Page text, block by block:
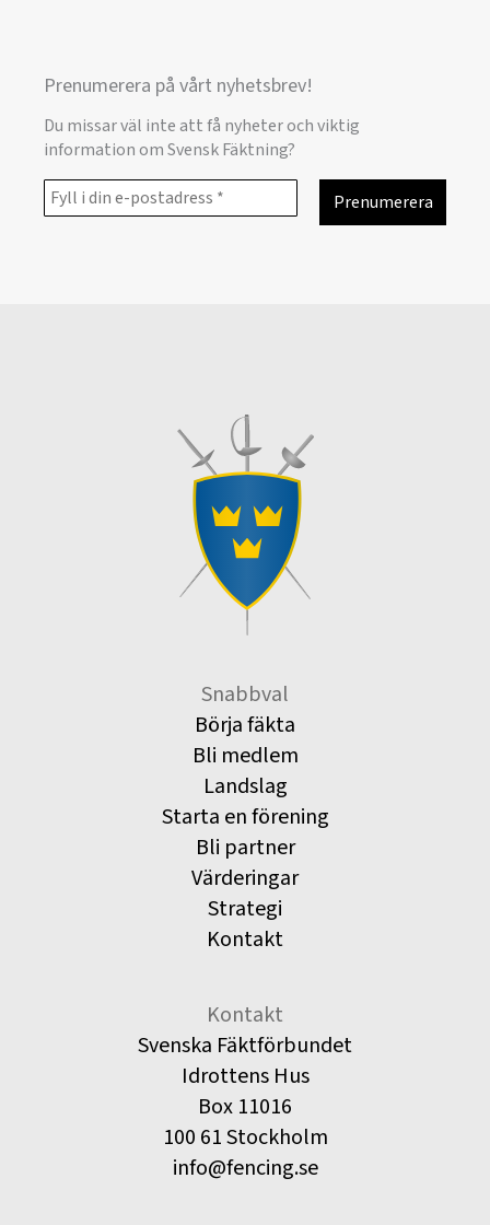
Prenumerera på vårt nyhetsbrev!
Du missar väl inte att få nyheter och viktig
information om Svensk Fäktning?
Snabbval
Börja fäkta
Bli medlem
Landslag
Starta en förening
Bli partner
Värderingar
Strategi
Kontakt
Kontakt
Svenska Fäktförbundet
Idrottens Hus
Box 11016
100 61 Stockholm
info@fencing.se